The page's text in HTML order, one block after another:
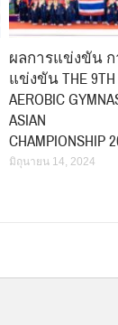
ผลการแข่งขัน ก
แข่งขัน THE 9TH
AEROBIC
ASIAN
CHAMPIONSHIP
มิถุนายน 14, 2024